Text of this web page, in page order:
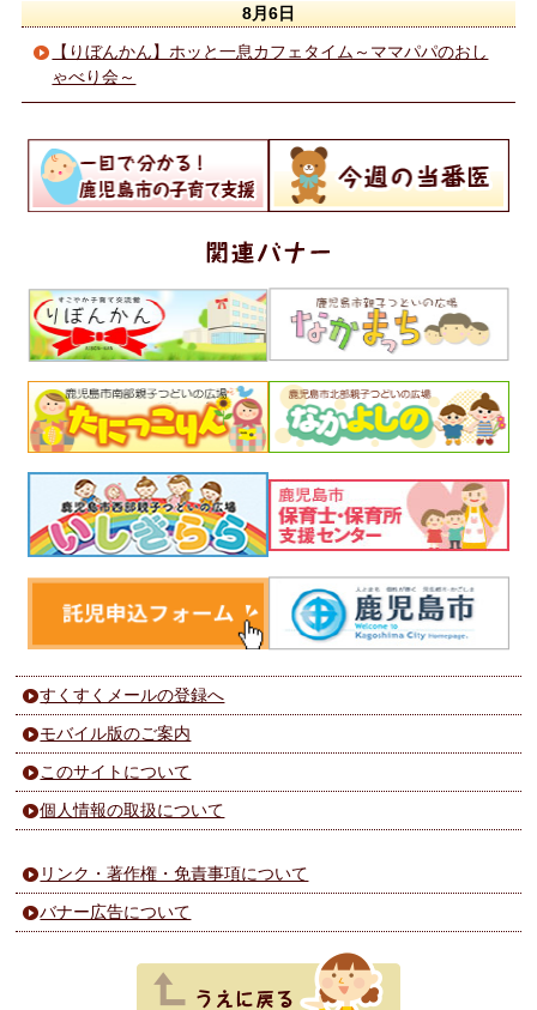
8月6日
【りぼんかん】ホッと一息カフェタイム～ママパパのおし
ゃべり会～
すくすくメールの登録へ
モバイル版のご案内
このサイトについて
個人情報の取扱について
リンク・著作権・免責事項について
バナー広告について